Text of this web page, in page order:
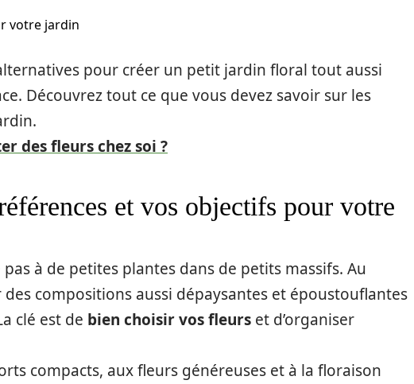
votre jardin
pour créer un petit jardin floral tout aussi
Découvrez tout ce que vous devez savoir sur les
des fleurs chez soi ?
et vos objectifs pour votre
à de petites plantes dans de petits massifs. Au
compositions aussi dépaysantes et époustouflantes
clé est de bien choisir vos fleurs et d’organiser
compacts, aux fleurs généreuses et à la floraison